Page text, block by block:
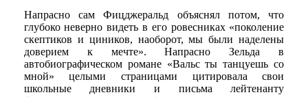
Напрасно сам Фицджеральд объяснял потом, что
глубоко неверно видеть в его ровесниках «поколение
скептиков и циников, наоборот, мы были наделены
доверием к мечте». Напрасно Зельда в
автобиографическом романе «Вальс ты танцуешь со
мной» целыми страницами цитировала свои
школьные дневники и письма лейтенанту